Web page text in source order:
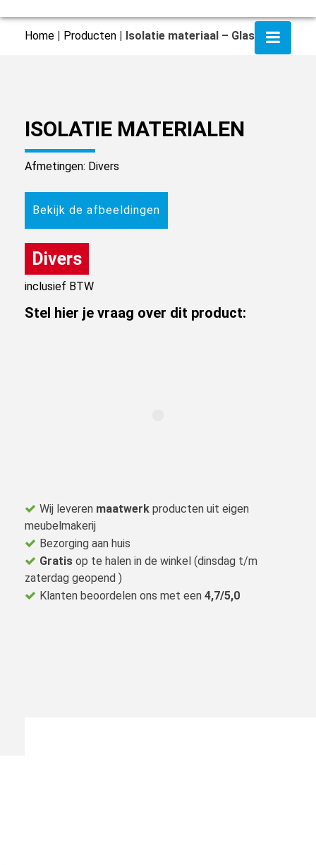
Home | Producten | Isolatie materiaal – Glaswol
ISOLATIE MATERIALEN
Afmetingen: Divers
Bekijk de afbeeldingen
Divers
inclusief BTW
Stel hier je vraag over dit product:
Wij leveren maatwerk producten uit eigen
meubelmakerij
Bezorging aan huis
Gratis op te halen in de winkel (dinsdag t/m
zaterdag geopend )
Klanten beoordelen ons met een 4,7/5,0